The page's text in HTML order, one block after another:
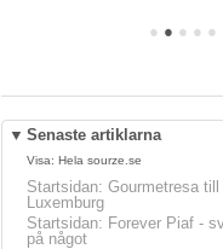
● ● ● ● ●
▼ Senaste artiklarna
Visa: Hela sourze.se
Startsidan: Gourmetresa
Luxemburg
Startsidan: Forever Piaf -
på något